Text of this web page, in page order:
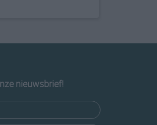
nieuwsbrief!